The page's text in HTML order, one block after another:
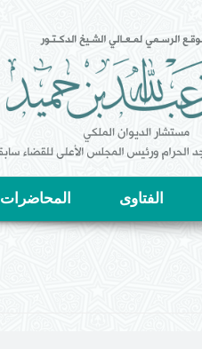
الفتاوى المحاضرات